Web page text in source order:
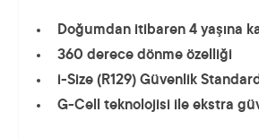
Doğumdan itibaren 4 yaşına
360 derece dönme özelliği
i-Size (R129) Güvenlik
G-Cell teknolojisi ile ekstra